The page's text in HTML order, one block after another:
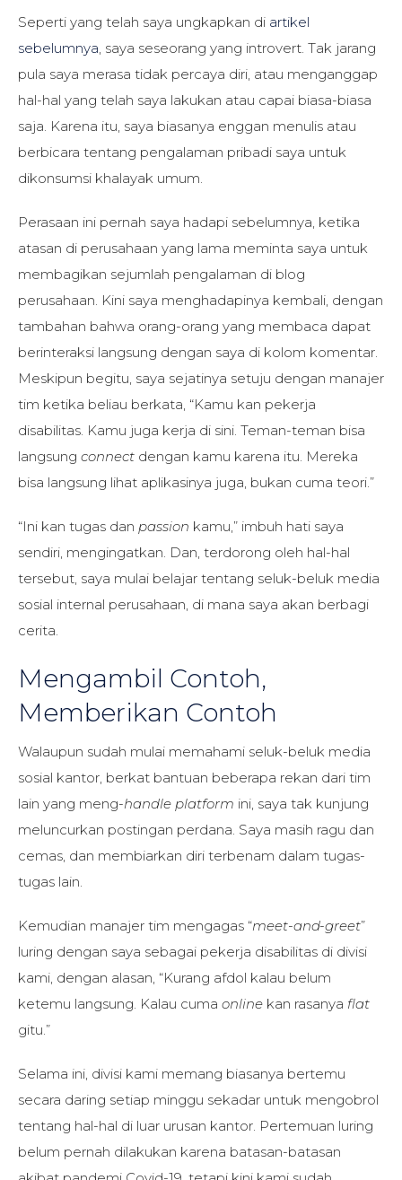
Seperti yang telah saya ungkapkan di artikel
sebelumnya, saya seseorang yang introvert. Tak jarang
pula saya merasa tidak percaya diri, atau menganggap
hal-hal yang telah saya lakukan atau capai biasa-biasa
saja. Karena itu, saya biasanya enggan menulis atau
berbicara tentang pengalaman pribadi saya untuk
dikonsumsi khalayak umum.
Perasaan ini pernah saya hadapi sebelumnya, ketika
atasan di perusahaan yang lama meminta saya untuk
membagikan sejumlah pengalaman di blog
perusahaan. Kini saya menghadapinya kembali, dengan
tambahan bahwa orang-orang yang membaca dapat
berinteraksi langsung dengan saya di kolom komentar.
Meskipun begitu, saya sejatinya setuju dengan manajer
tim ketika beliau berkata, “Kamu kan pekerja
disabilitas. Kamu juga kerja di sini. Teman-teman bisa
langsung connect dengan kamu karena itu. Mereka
bisa langsung lihat aplikasinya juga, bukan cuma teori.”
“Ini kan tugas dan passion kamu,” imbuh hati saya
sendiri, mengingatkan. Dan, terdorong oleh hal-hal
tersebut, saya mulai belajar tentang seluk-beluk media
sosial internal perusahaan, di mana saya akan berbagi
cerita.
Mengambil Contoh,
Memberikan Contoh
Walaupun sudah mulai memahami seluk-beluk media
sosial kantor, berkat bantuan beberapa rekan dari tim
lain yang meng-handle platform ini, saya tak kunjung
meluncurkan postingan perdana. Saya masih ragu dan
cemas, dan membiarkan diri terbenam dalam tugas-
tugas lain.
Kemudian manajer tim mengagas “meet-and-greet”
luring dengan saya sebagai pekerja disabilitas di divisi
kami, dengan alasan, “Kurang afdol kalau belum
ketemu langsung. Kalau cuma online kan rasanya flat
gitu.”
Selama ini, divisi kami memang biasanya bertemu
secara daring setiap minggu sekadar untuk mengobrol
tentang hal-hal di luar urusan kantor. Pertemuan luring
belum pernah dilakukan karena batasan-batasan